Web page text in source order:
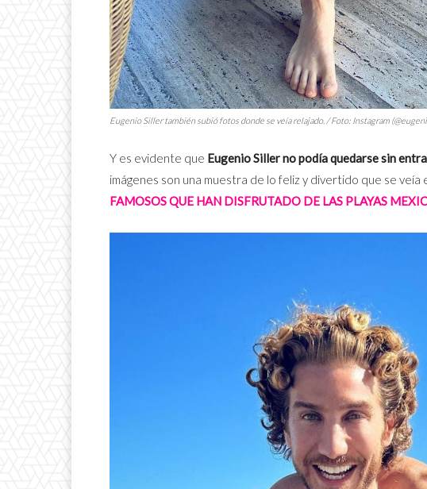
Eugenio Siller también subió fotos donde se veía relajado. / Foto: Instagram
Y es evidente que Eugenio Siller no podía quedarse sin
imágenes son una muestra de lo feliz y divertido que se veía
FAMOSOS QUE HAN DISFRUTADO DE LAS PLAYAS